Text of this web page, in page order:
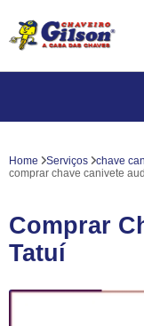
Home Serviços chave
comprar chave canivete
Comprar
Tatuí